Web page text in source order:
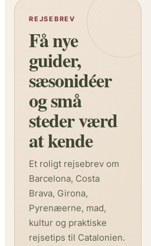
REJSEBREV
Få nye
guider,
sæsonidéer
og små
steder værd
at kende
Et roligt rejsebrev om
Barcelona, Costa
Brava, Girona,
Pyrenæerne, mad,
kultur og praktiske
rejsetips til Catalonien.